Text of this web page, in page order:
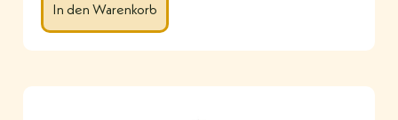
In den Warenkorb